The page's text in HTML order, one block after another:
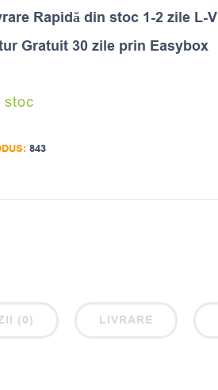
Rapidă din stoc 1-2 zile L-V
Gratuit 30 zile prin Easybox
stoc
843
(0) LIVRARE